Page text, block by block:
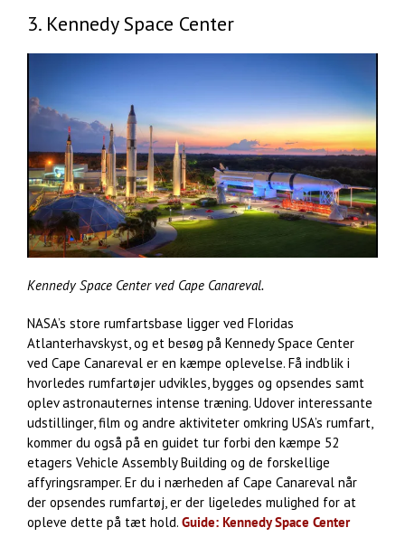
3. Kennedy Space Center
Kennedy Space Center ved Cape Canareval.
NASA’s store rumfartsbase ligger ved Floridas
Atlanterhavskyst, og et besøg på Kennedy Space Center
ved Cape Canareval er en kæmpe oplevelse. Få indblik i
hvorledes rumfartøjer udvikles, bygges og opsendes samt
oplev astronauternes intense træning. Udover interessante
udstillinger, film og andre aktiviteter omkring USA’s rumfart,
kommer du også på en guidet tur forbi den kæmpe 52
etagers Vehicle Assembly Building og de forskellige
affyringsramper. Er du i nærheden af Cape Canareval når
der opsendes rumfartøj, er der ligeledes mulighed for at
opleve dette på tæt hold. Guide: Kennedy Space Center